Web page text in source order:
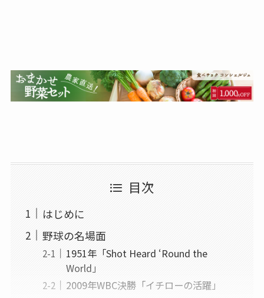
目次
はじめに
野球の名場面
1951年「Shot Heard ‘Round the
World」
2009年WBC決勝「イチローの活躍」